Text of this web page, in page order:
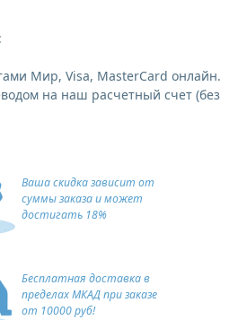
Мир, Visa, MasterCard онлайн.
на наш расчетный счет (без
Ваша скидка зависит от
суммы заказа и может
достигать 18%
Бесплатная доставка в
пределах МКАД при заказе
от 10000 руб!